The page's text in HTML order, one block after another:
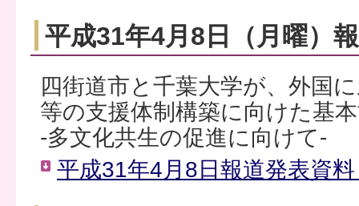
平成31年4月8日（月曜）
四街道市と千葉大学が、外国
等の支援体制構築に向けた基
‐多文化共生の促進に向けて-
平成31年4月8日報道発表資